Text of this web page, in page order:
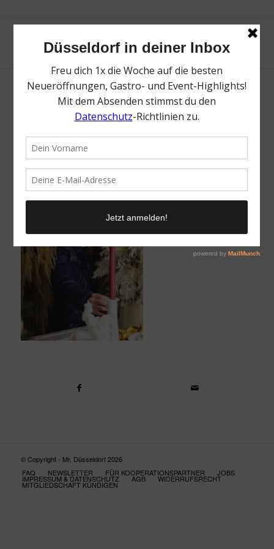
Komkuk Schaufenster Mr. Düsseldorf
17. Dezember 2020 /
© Copyright - Mr. Düsseldorf 2026
FAQ
NEWSLETTER FÜR KOOPERATIONSPARTNER JOBS
IMPRESSUM & DATENSCHUTZ AGB WIDERRUFSRECHT
MITGLIEDSCHAFT KÜNDIGEN